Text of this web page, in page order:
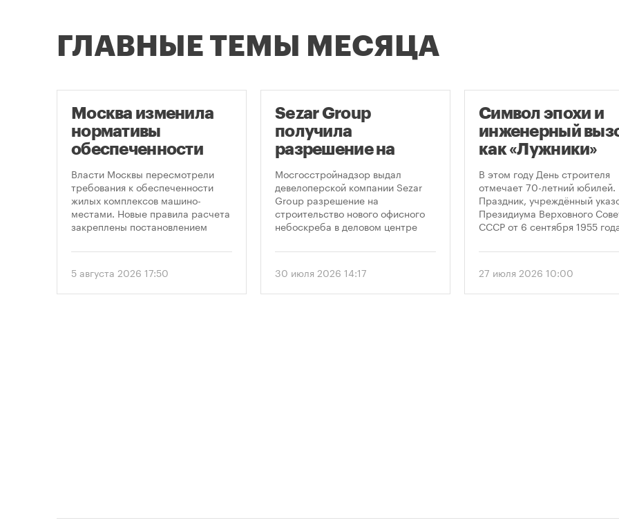
ГЛАВНЫЕ ТЕМЫ МЕСЯЦА
Москва изменила
нормативы
обеспеченности
новостроек
парковками
Власти Москвы пересмотрели
требования к обеспеченности
жилых комплексов машино-
местами. Новые правила расчета
закреплены постановлением
от 5 августа 2026 года. Документ
подход к определению
необходимого количества
5 августа 2026 17:50
Sezar Group
получила
разрешение на
строительство
небоскреба в
«Москва-Сити»
Мосгосстройнадзор выдал
девелоперской компании Sezar
Group разрешение на
строительство нового офисного
небоскреба в деловом центре
предусматривает возведение 52-
метров.
30 июля 2026 14:17
Символ эпохи и
инженерный
как «Лужники»
стали символом
Дня строителя
В этом году День строителя
отмечает 70-летний юбилей.
Праздник, учреждённый
Президиума Верховного
СССР от 6 сентября 1955
1956 года. И главным
стало открытие Большой
спортивной арены
27 июля 2026 10:00